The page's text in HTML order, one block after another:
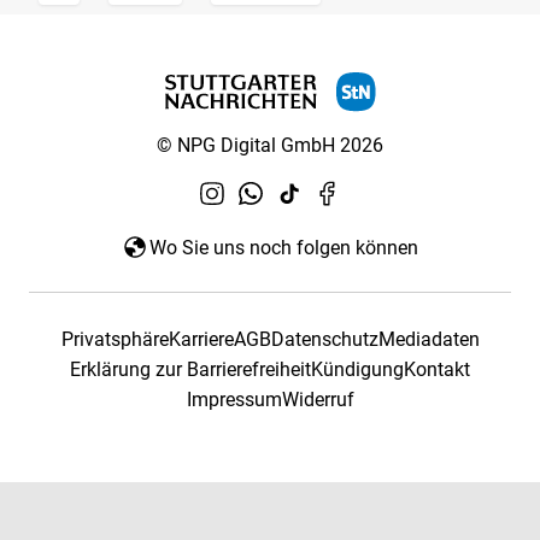
© NPG Digital GmbH 2026
Wo Sie uns noch folgen können
PrivatsphäreKarriereAGBDatenschutzMediadaten
Erklärung zur BarrierefreiheitKündigungKontakt
ImpressumWiderruf